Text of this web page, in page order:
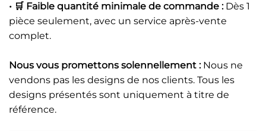
• 🛒 Faible quantité minimale de commande : Dès 1
pièce seulement, avec un service après-vente
complet.
Nous vous promettons solennellement : Nous ne
vendons pas les designs de nos clients. Tous les
designs présentés sont uniquement à titre de
référence.